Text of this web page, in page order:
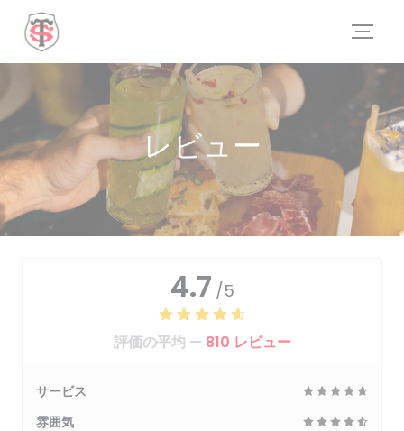
クッキー利用の管理について
レビュー
4.7 /5
評価の平均 — 810 レビュー
サービス
雰囲気